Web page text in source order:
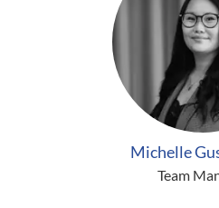
Michelle
Team